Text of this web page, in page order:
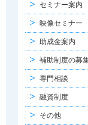
セミナー案内
映像セミナー
助成金案内
補助制度の募
専門相談
融資制度
その他